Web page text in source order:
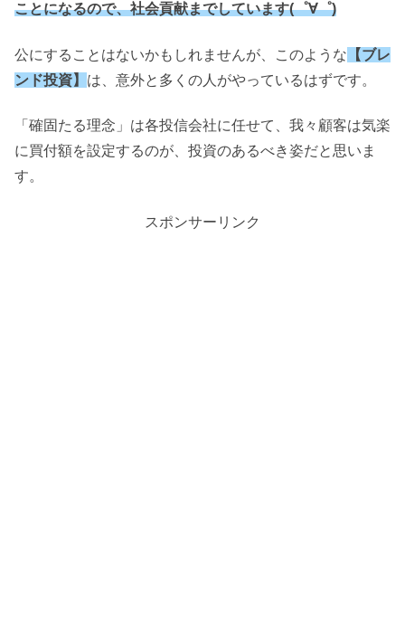
ことになるので、社会貢献までしています(゜∀゜)
公にすることはないかもしれませんが、このような 【ブレ
ンド投資】 は、意外と多くの人がやっているはずです。
「確固たる理念」は各投信会社に任せて、我々顧客は気楽
に買付額を設定するのが、投資のあるべき姿だと思いま
す。
スポンサーリンク